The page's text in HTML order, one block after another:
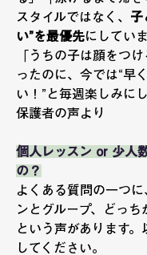
スタイルではなく、 子
い”を最優先にしていま
「うちの子は顔をつ
ったのに、今では“早
い！”と毎週楽しみに
保護者の声より
個人レッスン or 少人
の？
よくある質問の一つ
ンとグループ、どっち
という声があります。
してください。